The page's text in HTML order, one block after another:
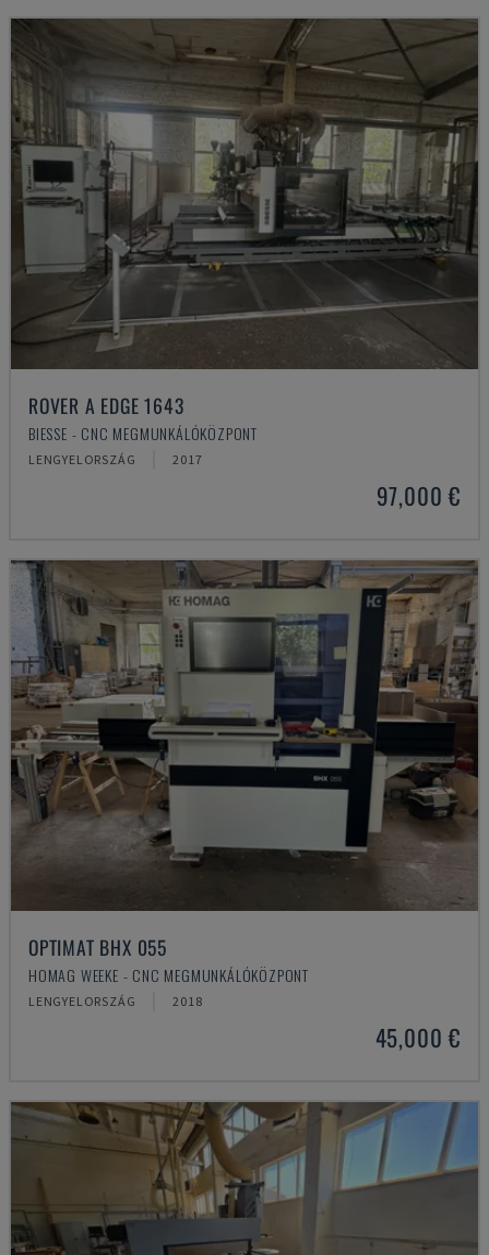
ROVER A EDGE 1643
BIESSE - CNC MEGMUNKÁLÓKÖZPONT
LENGYELORSZÁG 2017
97,000 €
OPTIMAT BHX 055
HOMAG WEEKE - CNC MEGMUNKÁLÓKÖZPONT
LENGYELORSZÁG 2018
45,000 €